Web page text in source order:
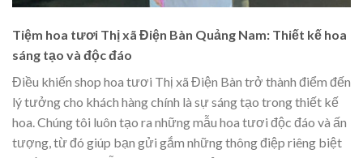
Tiệm hoa tươi Thị xã Điện Bàn Quảng Nam: Thiết kế hoa
sáng tạo và độc đáo
Điều khiến shop hoa tươi Thị xã Điện Bàn trở thành điểm đến
lý tưởng cho khách hàng chính là sự sáng tạo trong thiết kế
hoa. Chúng tôi luôn tạo ra những mẫu hoa tươi độc đáo và ấn
tượng, từ đó giúp bạn gửi gắm những thông điệp riêng biệt